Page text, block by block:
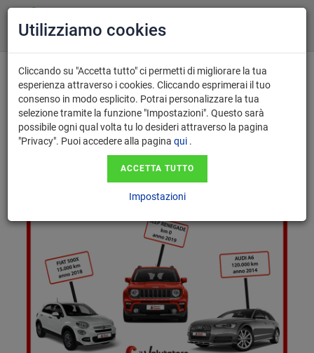
Home
Perchè vendere la tua auto? Richiedici una Quotazione
Il Valutatore lancia l’operazione
RIACQUISTO GARANTITO!
Utilizziamo cookies
Cliccando su "Accetta tutto" ci permetti di migliorare la tua
esperienza attraverso i cookies. Cliccando esprimerai il tuo
consenso in modo esplicito. Potrai personalizzare la tua
selezione tramite la funzione "Impostazioni". Questo sarà
possibile ogni qual volta tu lo desideri attraverso la pagina
"Privacy". Puoi accedere alla pagina qui .
ACCETTA TUTTO
Impostazioni